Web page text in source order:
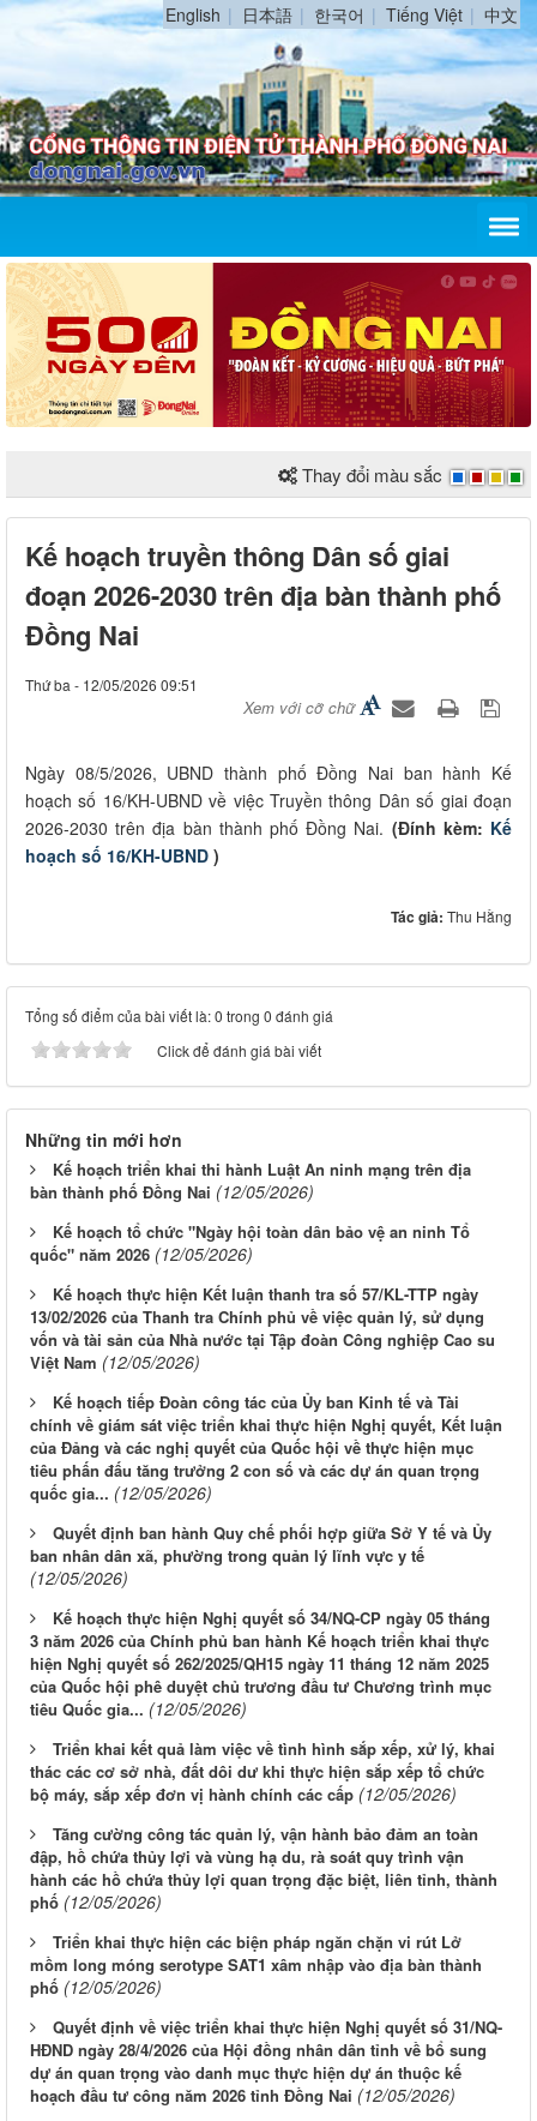
English 日本語 한국어 Tiếng Việt 中文
Thay đổi màu sắc
Kế hoạch truyền thông Dân số giai
đoạn 2026-2030 trên địa bàn thành phố
Đồng Nai
Thứ ba - 12/05/2026 09:51
Xem với cỡ chữ
Ngày 08/5/2026, UBND thành phố Đồng Nai ban hành Kế
hoạch số 16/KH-UBND về việc Truyền thông Dân số giai đoạn
2026-2030 trên địa bàn thành phố Đồng Nai. (Đính kèm: Kế
hoạch số 16/KH-UBND )
Tác giả: Thu Hằng
Tổng số điểm của bài viết là: 0 trong 0 đánh giá
Click để đánh giá bài viết
Những tin mới hơn
Kế hoạch triển khai thi hành Luật An ninh mạng trên địa
bàn thành phố Đồng Nai (12/05/2026)
Kế hoạch tổ chức "Ngày hội toàn dân bảo vệ an ninh Tổ
quốc" năm 2026 (12/05/2026)
Kế hoạch thực hiện Kết luận thanh tra số 57/KL-TTP ngày
13/02/2026 của Thanh tra Chính phủ về việc quản lý, sử dụng
vốn và tài sản của Nhà nước tại Tập đoàn Công nghiệp Cao su
Việt Nam (12/05/2026)
Kế hoạch tiếp Đoàn công tác của Ủy ban Kinh tế và Tài
chính về giám sát việc triển khai thực hiện Nghị quyết, Kết luận
của Đảng và các nghị quyết của Quốc hội về thực hiện mục
tiêu phấn đấu tăng trưởng 2 con số và các dự án quan trọng
quốc gia... (12/05/2026)
Quyết định ban hành Quy chế phối hợp giữa Sở Y tế và Ủy
ban nhân dân xã, phường trong quản lý lĩnh vực y tế
(12/05/2026)
Kế hoạch thực hiện Nghị quyết số 34/NQ-CP ngày 05 tháng
3 năm 2026 của Chính phủ ban hành Kế hoạch triển khai thực
hiện Nghị quyết số 262/2025/QH15 ngày 11 tháng 12 năm 2025
của Quốc hội phê duyệt chủ trương đầu tư Chương trình mục
tiêu Quốc gia... (12/05/2026)
Triển khai kết quả làm việc về tình hình sắp xếp, xử lý, khai
thác các cơ sở nhà, đất dôi dư khi thực hiện sắp xếp tổ chức
bộ máy, sắp xếp đơn vị hành chính các cấp (12/05/2026)
Tăng cường công tác quản lý, vận hành bảo đảm an toàn
đập, hồ chứa thủy lợi và vùng hạ du, rà soát quy trình vận
hành các hồ chứa thủy lợi quan trọng đặc biệt, liên tỉnh, thành
phố (12/05/2026)
Triển khai thực hiện các biện pháp ngăn chặn vi rút Lở
mồm long móng serotype SAT1 xâm nhập vào địa bàn thành
phố (12/05/2026)
Quyết định về việc triển khai thực hiện Nghị quyết số 31/NQ-
HĐND ngày 28/4/2026 của Hội đồng nhân dân tỉnh về bổ sung
dự án quan trọng vào danh mục thực hiện dự án thuộc kế
hoạch đầu tư công năm 2026 tỉnh Đồng Nai (12/05/2026)